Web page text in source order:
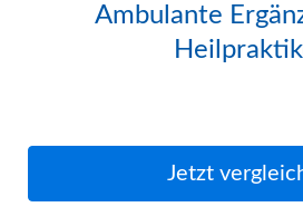
Ambulante
Jetzt